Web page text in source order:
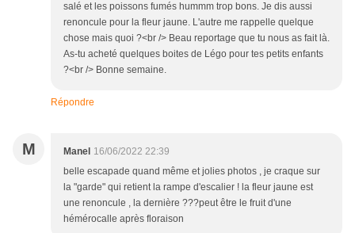
salé et les poissons fumés hummm trop bons. Je dis aussi
renoncule pour la fleur jaune. L'autre me rappelle quelque
chose mais quoi ?<br /> Beau reportage que tu nous as fait là.
As-tu acheté quelques boites de Légo pour tes petits enfants
?<br /> Bonne semaine.
Répondre
M Manel 16/06/2022 22:39
belle escapade quand même et jolies photos , je craque sur
la "garde" qui retient la rampe d'escalier ! la fleur jaune est
une renoncule , la dernière ???peut être le fruit d'une
hémérocalle après floraison